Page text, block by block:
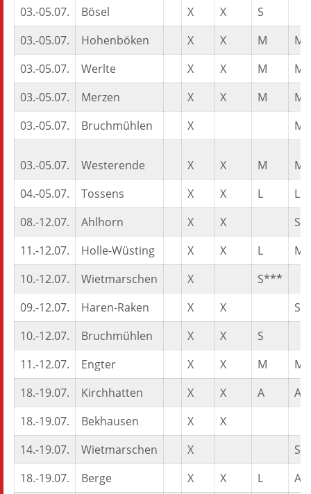
03.-05.07. Bösel X X
S
03.-05.07.
Hohenböken X X M
M
03.-05.07.
Werlte X X M
M
03.-05.07.
Merzen X X M
M
03.-05.07.
Bruchmühlen X M
03.-05.07. Westerende X X M
M
04.-05.07.
Tossens X X L
L
08.-12.07.
Ahlhorn X X
11.-12.07.
Holle-Wüsting X X L
M
10.-12.07.
Wietmarschen X
S***
09.-12.07.
Haren-Raken X X
S
10.-12.07.
Bruchmühlen X X
S
11.-12.07.
Engter X X M
M
18.-19.07.
Kirchhatten X X A
A
18.-19.07.
Bekhausen X
X
14.-19.07.
Wietmarschen X
18.-19.07.
Berge X X L
A